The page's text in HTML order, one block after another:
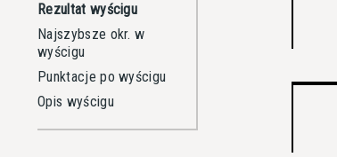
Rezultat wyścigu
Najszybsze okr. w
wyścigu
Punktacje po wyścigu
Opis wyścigu